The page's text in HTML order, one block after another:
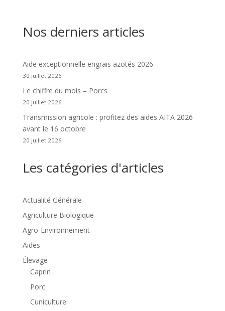
Nos derniers articles
Aide exceptionnelle engrais azotés 2026
30 juillet 2026
Le chiffre du mois – Porcs
20 juillet 2026
Transmission agricole : profitez des aides AITA 2026
avant le 16 octobre
20 juillet 2026
Les catégories d'articles
Actualité Générale
Agriculture Biologique
Agro-Environnement
Aides
Élevage
Caprin
Porc
Cuniculture